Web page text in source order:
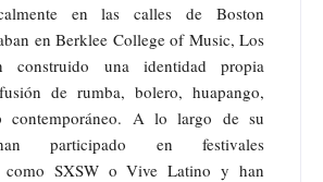
en las calles de Boston
en Berklee College of Music, Los
construido una identidad propia
de rumba, bolero, huapango,
contemporáneo. A lo largo de su
participado en festivales
como SXSW o Vive Latino y han